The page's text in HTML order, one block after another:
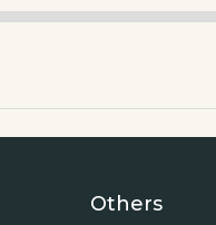
Others